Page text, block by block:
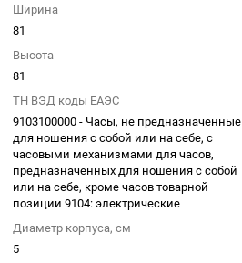
Ширина
81
Высота
81
ТН ВЭД коды ЕАЭС
9103100000 - Часы, не предназначенные
для ношения с собой или на себе, с
часовыми механизмами для часов,
предназначенных для ношения с собой
или на себе, кроме часов товарной
позиции 9104: электрические
Диаметр корпуса, см
5